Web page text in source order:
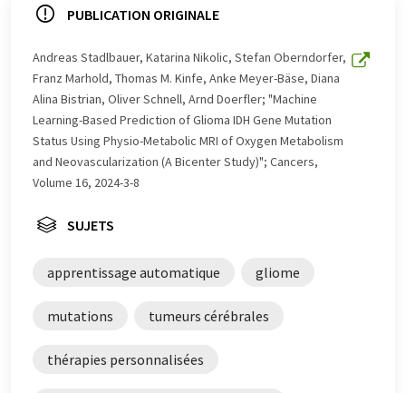
propose ces traductions automatiques pour présenter
été traduit avec traduction automatique, il est possible
qu'il contienne des erreurs de vocabulaire, de syntaxe ou
de grammaire. L'article original dans Anglais peut être
trouvéici.
PUBLICATION ORIGINALE
Andreas Stadlbauer, Katarina Nikolic, Stefan Oberndorfer,
Franz Marhold, Thomas M. Kinfe, Anke Meyer-Bäse, Diana
Alina Bistrian, Oliver Schnell, Arnd Doerfler; "Machine
Learning-Based Prediction of Glioma IDH Gene Mutation
Status Using Physio-Metabolic MRI of Oxygen Metabolism
and Neovascularization (A Bicenter Study)"; Cancers,
Volume 16, 2024-3-8
SUJETS
apprentissage automatique gliome
mutations tumeurs cérébrales
thérapies personnalisées